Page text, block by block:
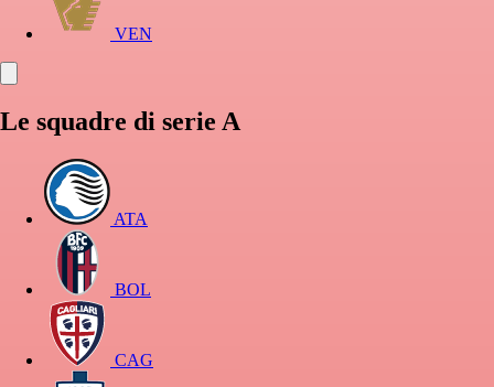
VEN
Le squadre di serie A
ATA
BOL
CAG